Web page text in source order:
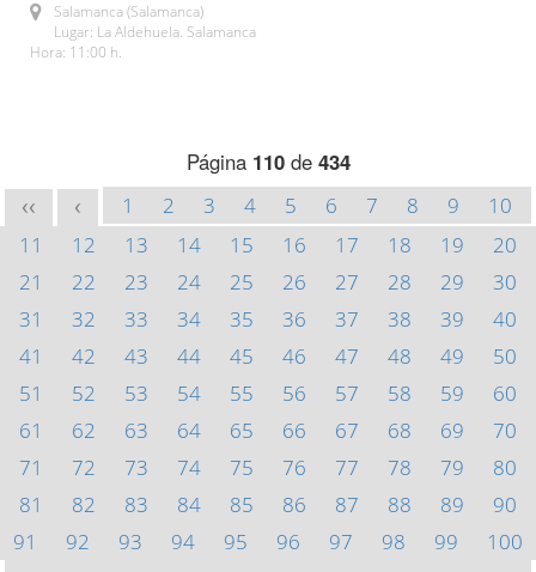
Salamanca (Salamanca)
Lugar: La Aldehuela. Salamanca
Hora: 11:00 h.
Página 110de 434
<< < 1 2 3 4 5 6 7 8 9
10
11
12 13 14 15 16 17 18 19
20
21
22 23 24 25 26 27 28 29
30
31
32 33 34 35 36 37 38 39
40
41
42 43 44 45 46 47 48 49
50
51
52 53 54 55 56 57 58 59
60
61
62 63 64 65 66 67 68 69
70
71
72 73 74 75 76 77 78 79
80
81
82 83 84 85 86 87 88 89
90
91
92 93 94 95 96 97 98 99
100